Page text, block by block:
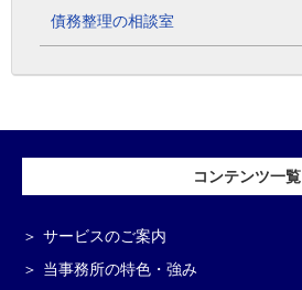
債務整理の相談室
コンテンツ一覧
サービスのご案内
当事務所の特色・強み